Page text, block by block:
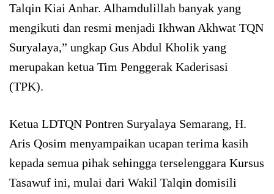
Talqin Kiai Anhar. Alhamdulillah banyak yang
mengikuti dan resmi menjadi Ikhwan Akhwat TQN
Suryalaya,” ungkap Gus Abdul Kholik yang
merupakan ketua Tim Penggerak Kaderisasi
(TPK).
Ketua LDTQN Pontren Suryalaya Semarang, H.
Aris Qosim menyampaikan ucapan terima kasih
kepada semua pihak sehingga terselenggara Kursus
Tasawuf ini, mulai dari Wakil Talqin domisili